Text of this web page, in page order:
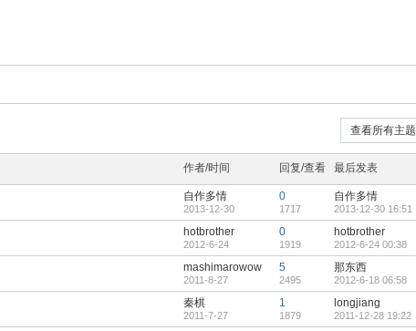
查看所有主题
作者/时间 回复/查看 最后发表
自作多情
2013-12-30
0
1717
自作多情
2013-12-30 16:51
hotbrother
2012-6-24
0
1919
hotbrother
2012-6-24 00:38
mashimarowow
2011-8-27
5
2495
那东西
2012-6-18 06:58
秦棋
2011-7-27
1
1879
longjiang
2011-12-28 19:22